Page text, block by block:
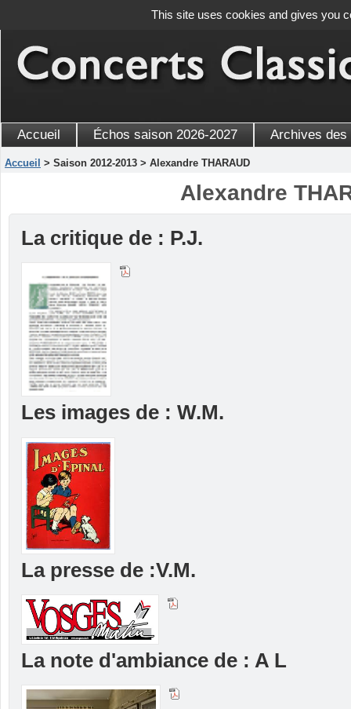
Accueil Échos saison 2026-2027 Archives des
Accueil > Saison 2012-2013 > Alexandre THARAUD
Alexandre
La critique de : P.J.
Les images de : W.M.
La presse de :V.M.
La note d'ambiance de : A L
This site uses cookies and gives you